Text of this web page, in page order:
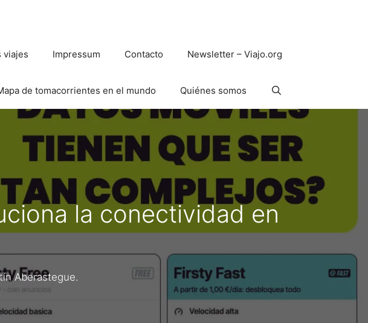
viajes Impressum Contacto Newsletter – Viajo.org
de tomacorrientes en el mundo Quiénes somos
la conectividad en
Aberastegue.